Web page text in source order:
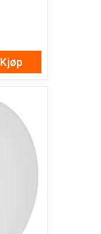
Kjøp